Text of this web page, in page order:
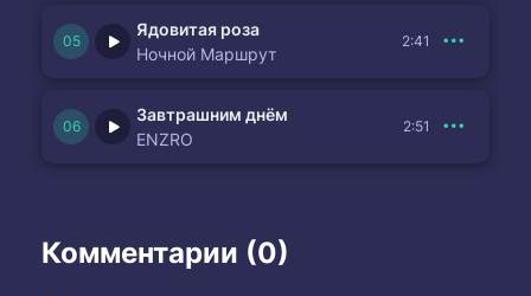
Ядовитая роза
Ночной Маршрут
2:41
Завтрашним днём
ENZRO
2:51
Комментарии (0)